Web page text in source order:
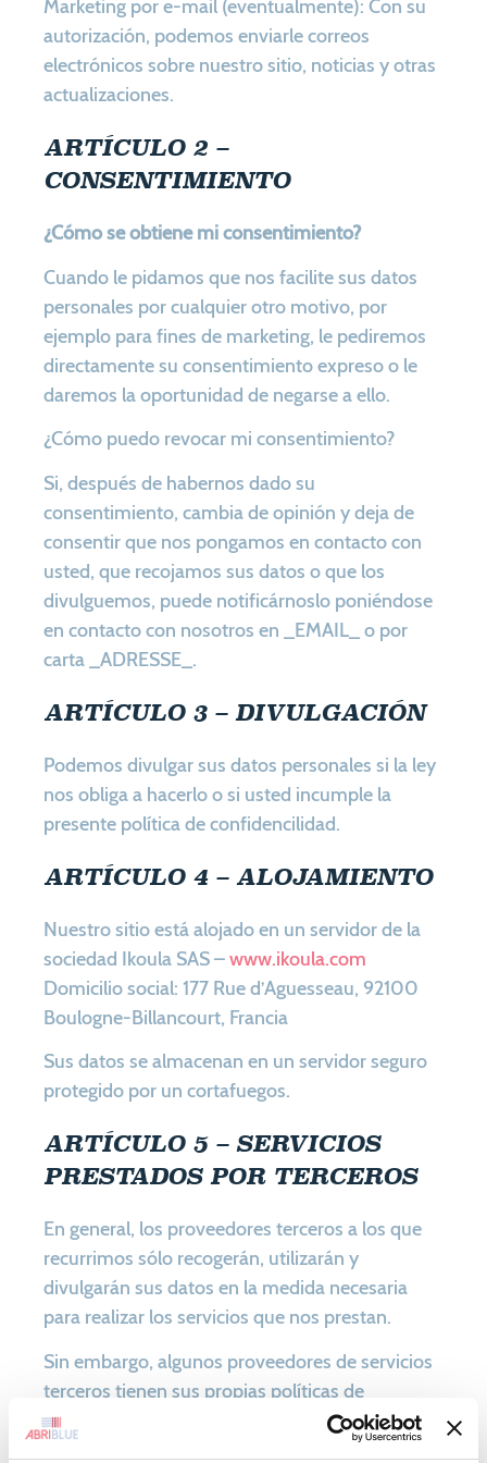
Marketing por e-mail (eventualmente): Con su
autorización, podemos enviarle correos
electrónicos sobre nuestro sitio, noticias y otras
actualizaciones.
ARTÍCULO 2 –
CONSENTIMIENTO
¿Cómo se obtiene mi consentimiento?
Cuando le pidamos que nos facilite sus datos
personales por cualquier otro motivo, por
ejemplo para fines de marketing, le pediremos
directamente su consentimiento expreso o le
daremos la oportunidad de negarse a ello.
¿Cómo puedo revocar mi consentimiento?
Si, después de habernos dado su
consentimiento, cambia de opinión y deja de
consentir que nos pongamos en contacto con
usted, que recojamos sus datos o que los
divulguemos, puede notificárnoslo poniéndose
en contacto con nosotros en _EMAIL_ o por
carta _ADRESSE_.
ARTÍCULO 3 – DIVULGACIÓN
Podemos divulgar sus datos personales si la ley
nos obliga a hacerlo o si usted incumple la
presente política de confidencilidad.
ARTÍCULO 4 – ALOJAMIENTO
Nuestro sitio está alojado en un servidor de la
sociedad Ikoula SAS –www.ikoula.com
Domicilio social: 177 Rue d’Aguesseau, 92100
Boulogne-Billancourt, Francia
Sus datos se almacenan en un servidor seguro
protegido por un cortafuegos.
ARTÍCULO 5 – SERVICIOS
PRESTADOS POR TERCEROS
En general, los proveedores terceros a los que
recurrimos sólo recogerán, utilizarán y
divulgarán sus datos en la medida necesaria
para realizar los servicios que nos prestan.
Sin embargo, algunos proveedores de servicios
terceros tienen sus propias políticas de
privacidad con respecto a los datos que